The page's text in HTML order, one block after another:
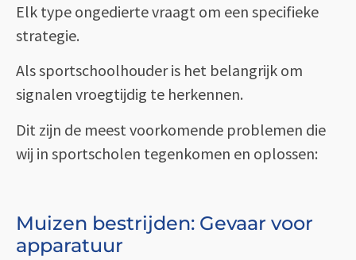
Elk type ongedierte vraagt om een specifieke
strategie.
Als sportschoolhouder is het belangrijk om
signalen vroegtijdig te herkennen.
Dit zijn de meest voorkomende problemen die
wij in sportscholen tegenkomen en oplossen:
Muizen bestrijden: Gevaar voor
apparatuur